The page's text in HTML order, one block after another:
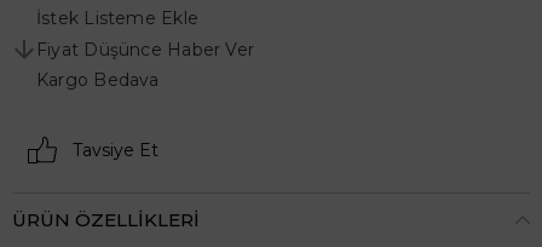
İstek Listeme Ekle
Fiyat Düşünce Haber Ver
Kargo Bedava
Tavsiye Et
ÜRÜN ÖZELLIKLERI